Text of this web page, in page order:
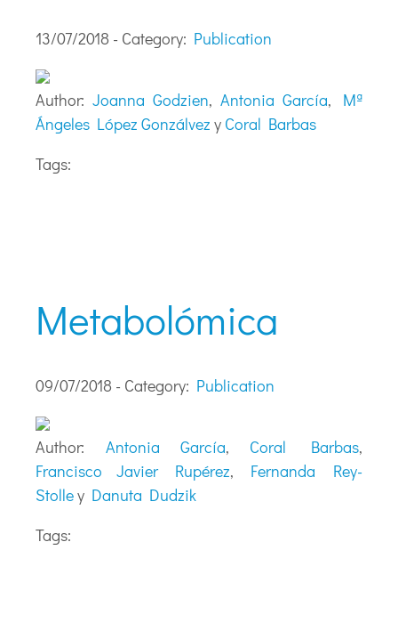
13/07/2018 - Category: Publication
Author:Joanna Godzien, Antonia García, Mª
Ángeles López Gonzálvez y Coral Barbas
Tags:
Metabolómica
09/07/2018 - Category: Publication
Author: Antonia García, Coral Barbas,
Francisco Javier Rupérez, Fernanda Rey-
Stolley Danuta Dudzik
Tags: